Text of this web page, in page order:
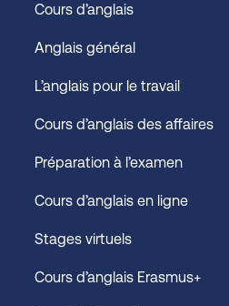
Cours d’anglais
Anglais général
L’anglais pour le travail
Cours d’anglais des affaires
Préparation à l’examen
Cours d’anglais en ligne
Stages virtuels
Cours d’anglais Erasmus+